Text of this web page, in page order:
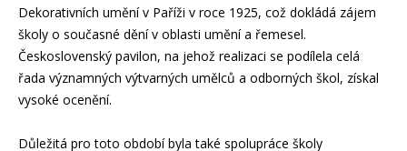
Dekorativních umění v Paříži v roce 1925, což dokládá zájem
školy o současné dění v oblasti umění a řemesel.
Československý pavilon, na jehož realizaci se podílela celá
řada významných výtvarných umělců a odborných škol, získal
vysoké ocenění.
Důležitá pro toto období byla také spolupráce školy